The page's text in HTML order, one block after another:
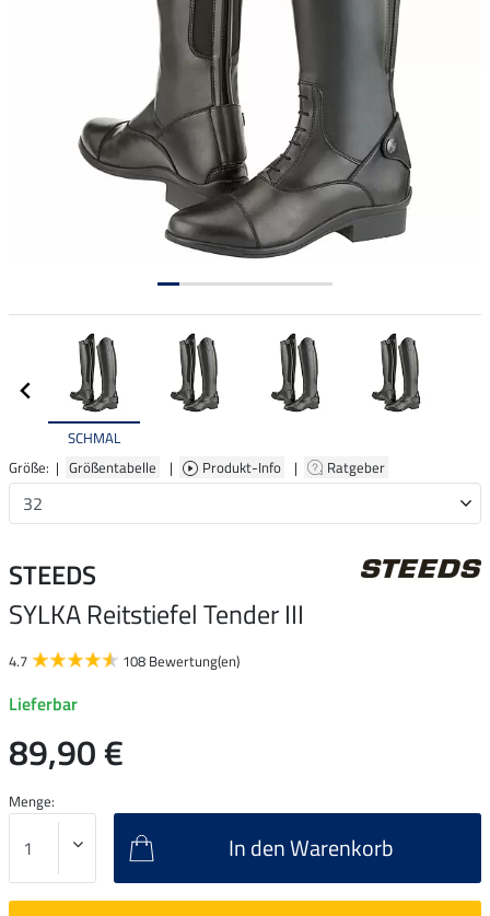
SCHMAL
Größe: | Größentabelle | Produkt-Info | Ratgeber
STEEDS
SYLKA Reitstiefel Tender III
4.7 108 Bewertung(en)
Lieferbar
89,90 €
Menge:
In den Warenkorb